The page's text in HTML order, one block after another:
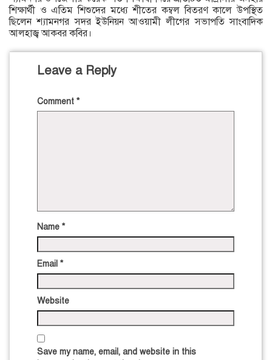
শিক্ষার্থী ও এতিম শিশুদের মধ্যে শীতের কম্বল বিতরণ কালে উপস্থিত
ছিলেন শ্যামনগর সদর ইউনিয়ন আওয়ামী লীগের সভাপতি সাংবাদিক
আলহাজ্ব আকবর কবির।
Leave a Reply
Comment *
Name *
Email *
Website
Save my name, email, and website in this